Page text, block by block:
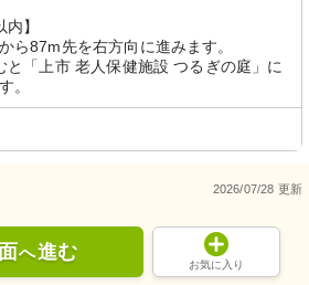
内】
ら87m先を右方向に進みます。
と「上市 老人保健施設 つるぎの庭」に
。
2026/07/28 更新
へ進む
お気に入り